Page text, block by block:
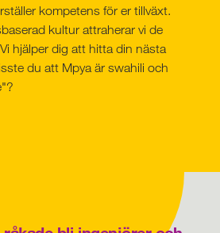
kompetens för er tillväxt.
kultur attraherar vi de
hjälper dig att hitta din nästa
du att Mpya är swahili och